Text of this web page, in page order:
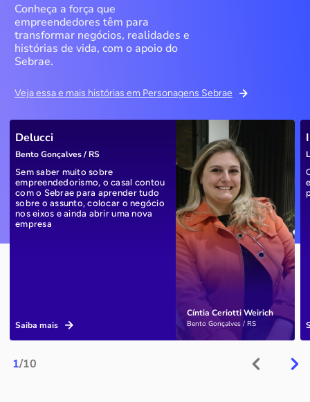
Conheça a força que
empreendedores têm para
transformar negócios, realidades e
histórias de vida, com o apoio do
Sebrae.
Veja essa e mais histórias em Personagens Sebrae
1/10
Cíntia Ceriotti Weirich
Bento Gonçalves / RS
Delucci
Bento Gonçalves / RS
Sem saber muito sobre
empreendedorismo, o casal contou
com o Sebrae para aprender tudo
sobre o assunto, colocar o negócio
nos eixos e ainda abrir uma nova
empresa
Saiba mais